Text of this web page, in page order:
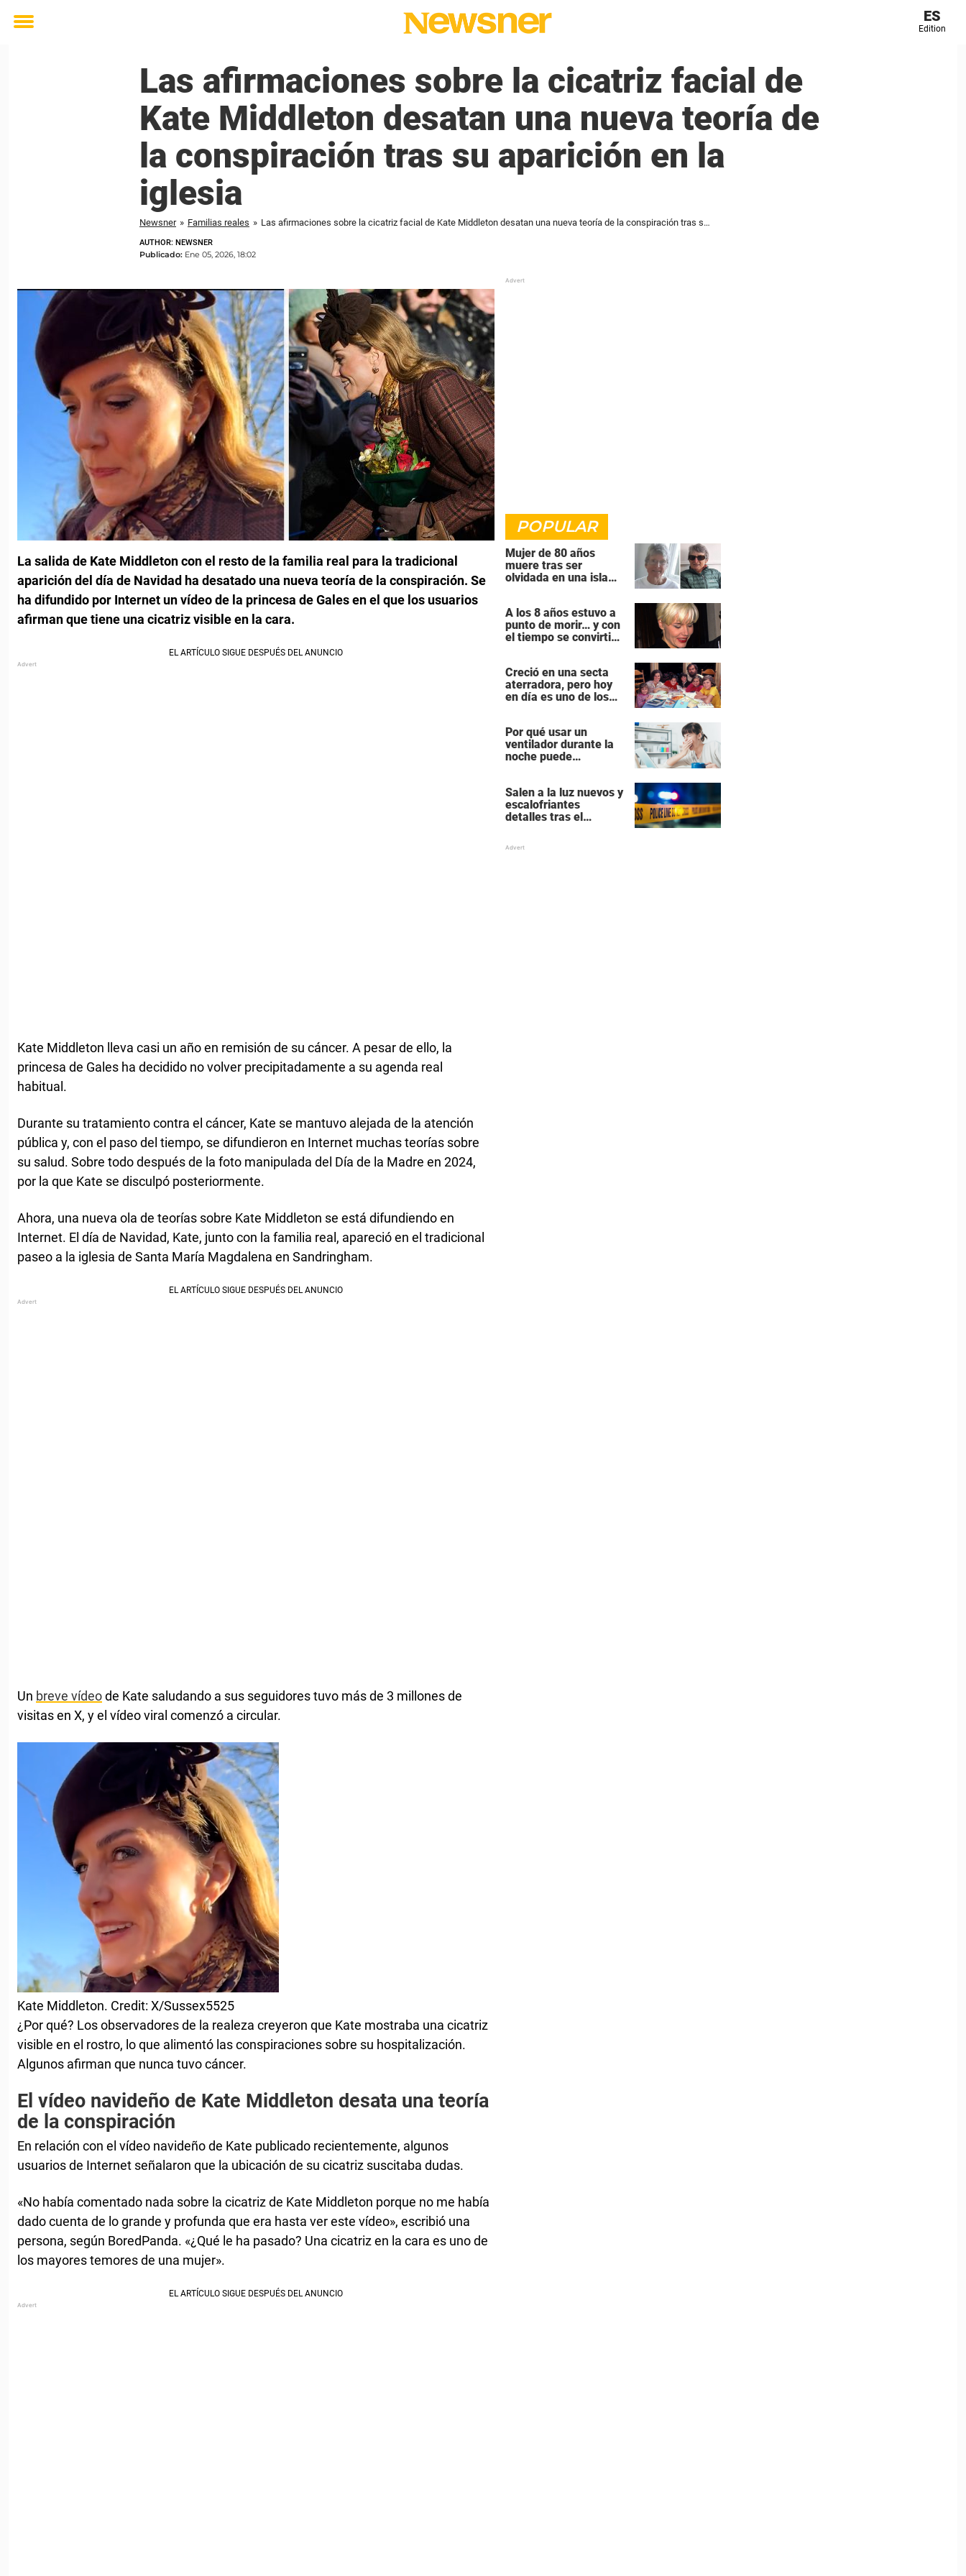
Toggle
ES
Edition
Las afirmaciones sobre la cicatriz facial de
Kate Middleton desatan una nueva teoría de
la conspiración tras su aparición en la
iglesia
Newsner » Familias reales » Las afirmaciones sobre la cicatriz facial de Kate Middleton desatan una nueva teoría de la conspiración tras su aparición en la iglesia
AUTHOR: NEWSNER
Publicado: Ene 05, 2026, 18:02
La salida de Kate Middleton con el resto de la familia real para la tradicional
aparición del día de Navidad ha desatado una nueva teoría de la conspiración. Se
ha difundido por Internet un vídeo de la princesa de Gales en el que los usuarios
afirman que tiene una cicatriz visible en la cara.
Kate Middleton lleva casi un año en remisión de su cáncer. A pesar de ello, la
princesa de Gales ha decidido no volver precipitadamente a su agenda real
habitual.
Durante su tratamiento contra el cáncer, Kate se mantuvo alejada de la atención
pública y, con el paso del tiempo, se difundieron en Internet muchas teorías sobre
su salud. Sobre todo después de la foto manipulada del Día de la Madre en 2024,
por la que Kate se disculpó posteriormente.
Ahora, una nueva ola de teorías sobre Kate Middleton se está difundiendo en
Internet. El día de Navidad, Kate, junto con la familia real, apareció en el tradicional
paseo a la iglesia de Santa María Magdalena en Sandringham.
Un breve vídeode Kate saludando a sus seguidores tuvo más de 3 millones de
visitas en X, y el vídeo viral comenzó a circular.
Kate Middleton. Credit: X/Sussex5525
¿Por qué? Los observadores de la realeza creyeron que Kate mostraba una cicatriz
visible en el rostro, lo que alimentó las conspiraciones sobre su hospitalización.
Algunos afirman que nunca tuvo cáncer.
El vídeo navideño de Kate Middleton desata una teoría
de la conspiración
En relación con el vídeo navideño de Kate publicado recientemente, algunos
usuarios de Internet señalaron que la ubicación de su cicatriz suscitaba dudas.
«No había comentado nada sobre la cicatriz de Kate Middleton porque no me había
dado cuenta de lo grande y profunda que era hasta ver este vídeo», escribió una
persona, según BoredPanda. «¿Qué le ha pasado? Una cicatriz en la cara es uno de
los mayores temores de una mujer».
POPULAR
Mujer de 80 años
muere tras ser
olvidada en una isla
A los 8 años estuvo a
punto de morir… y con
el tiempo se convirtió
Hollywood
Creció en una secta
aterradora, pero hoy
en día es uno de los
Hollywood
Por qué usar un
ventilador durante la
noche puede
Salen a la luz nuevos y
escalofriantes
detalles tras el
de siete miembros